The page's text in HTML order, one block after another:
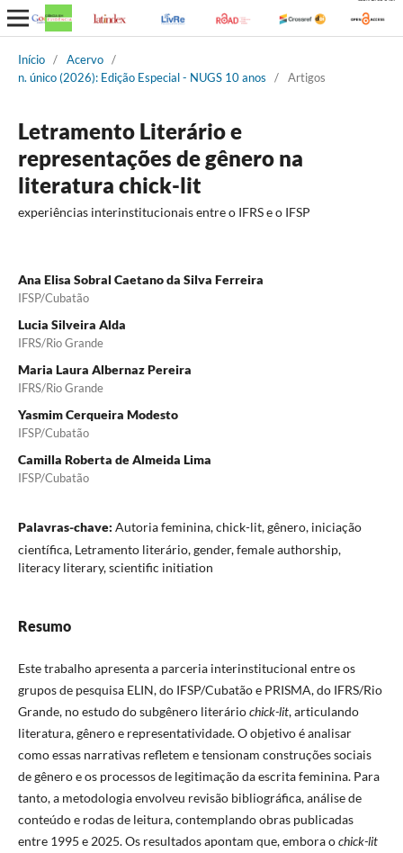
Início / Acervo /
n. único (2026): Edição Especial - NUGS 10 anos
/ Artigos
Letramento Literário e
representações de gênero na
literatura chick-lit
experiências interinstitucionais entre o IFRS e o IFSP
Ana Elisa Sobral Caetano da Silva Ferreira
IFSP/Cubatão
Lucia Silveira Alda
IFRS/Rio Grande
Maria Laura Albernaz Pereira
IFRS/Rio Grande
Yasmim Cerqueira Modesto
IFSP/Cubatão
Camilla Roberta de Almeida Lima
IFSP/Cubatão
Palavras-chave: Autoria feminina, chick-lit, gênero, iniciação
científica, Letramento literário, gender, female authorship,
literacy literary, scientific initiation
Resumo
Este trabalho apresenta a parceria interinstitucional entre os
grupos de pesquisa ELIN, do IFSP/Cubatão e PRISMA, do IFRS/Rio
Grande, no estudo do subgênero literáriochick-lit, articulando
literatura, gênero e representatividade. O objetivo é analisar
como essas narrativas refletem e tensionam construções sociais
de gênero e os processos de legitimação da escrita feminina. Para
tanto, a metodologia envolveu revisão bibliográfica, análise de
conteúdo e rodas de leitura, contemplando obras publicadas
entre 1995 e 2025. Os resultados apontam que, embora ochick-lit